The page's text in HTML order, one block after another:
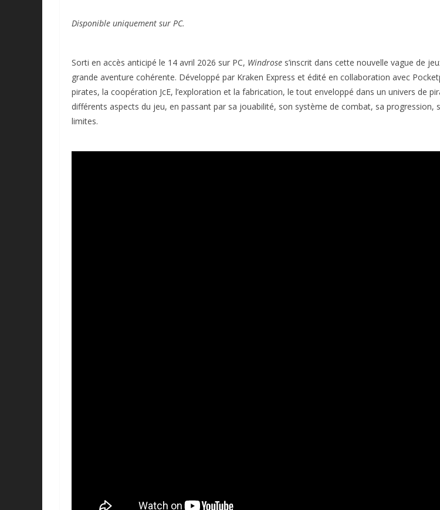
Disponible uniquement sur PC.
Sorti en accès anticipé le 14 avril 2026 sur PC, Windrose s’inscrit dans cette nouvelle vague de
grande aventure cohérente. Développé par Kraken Express et édité en collaboration avec
pirates, la coopération JcE, l’exploration et la fabrication, le tout enveloppé dans un univers de
différents aspects du jeu, en passant par sa jouabilité, son système de combat, sa
limites.